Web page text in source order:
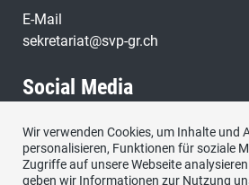
E-Mail
sekretariat@svp-gr.ch
Social Media
Besuchen Sie uns bei:
Wir verwenden Cookies, um Inhalte und
personalisieren, Funktionen für soziale
Zugriffe auf unsere Webseite
geben wir Informationen zur Nutzung